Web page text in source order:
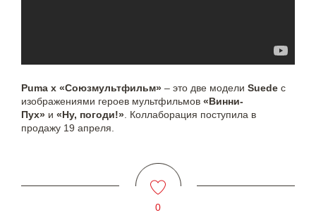
Puma x «Союзмультфильм» – это две модели Suede с
изображениями героев мультфильмов «Винни-
Пух» и «Ну, погоди!» . Коллаборация поступила в
продажу 19 апреля.
0